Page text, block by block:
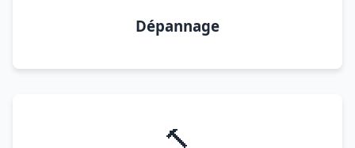
Dépannage
🔨